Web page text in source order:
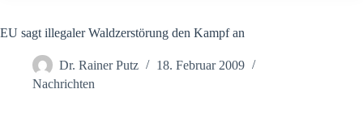
EU sagt illegaler Waldzerstörung den Kampf an
Dr. Rainer Putz
18. Februar 2009
Nachrichten